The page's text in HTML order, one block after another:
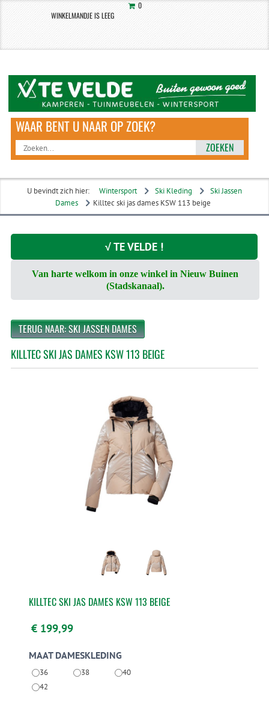
0
WINKELMANDJE IS LEEG
ZOEKEN
U bevindt zich hier: Wintersport Ski Kleding
Ski Jassen
Dames
Killtec ski jas dames KSW 113 beige
√ TE VELDE !
Van harte welkom in onze winkel in Nieuw Buinen
(Stadskanaal).
TERUG NAAR: SKI JASSEN DAMES
KILLTEC SKI JAS DAMES KSW 113 BEIGE
KILLTEC SKI JAS DAMES KSW 113 BEIGE
€ 199,99
MAAT DAMESKLEDING
36 38
40
42